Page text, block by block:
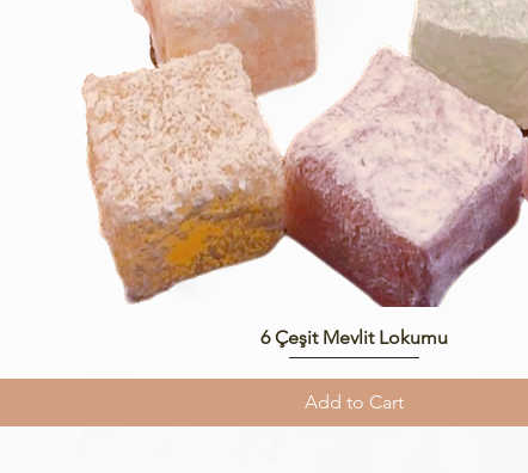
Quick View
6 Çeşit Mevlit Lokumu
Add to Cart